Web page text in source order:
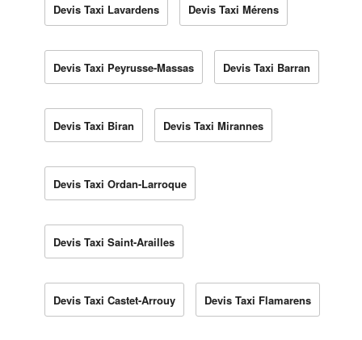
Devis Taxi Lavardens Devis Taxi Mérens
Devis Taxi Peyrusse-Massas Devis Taxi Barran
Devis Taxi Biran Devis Taxi Mirannes
Devis Taxi Ordan-Larroque
Devis Taxi Saint-Arailles
Devis Taxi Castet-Arrouy Devis Taxi Flamarens